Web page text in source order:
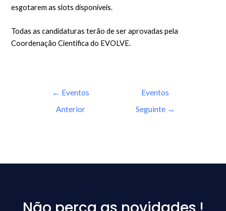
esgotarem as slots disponíveis.
Todas as candidaturas terão de ser aprovadas pela
Coordenação Científica do EVOLVE.
← Eventos
Anterior
Eventos
Seguinte →